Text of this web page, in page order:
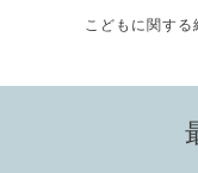
こどもに関する